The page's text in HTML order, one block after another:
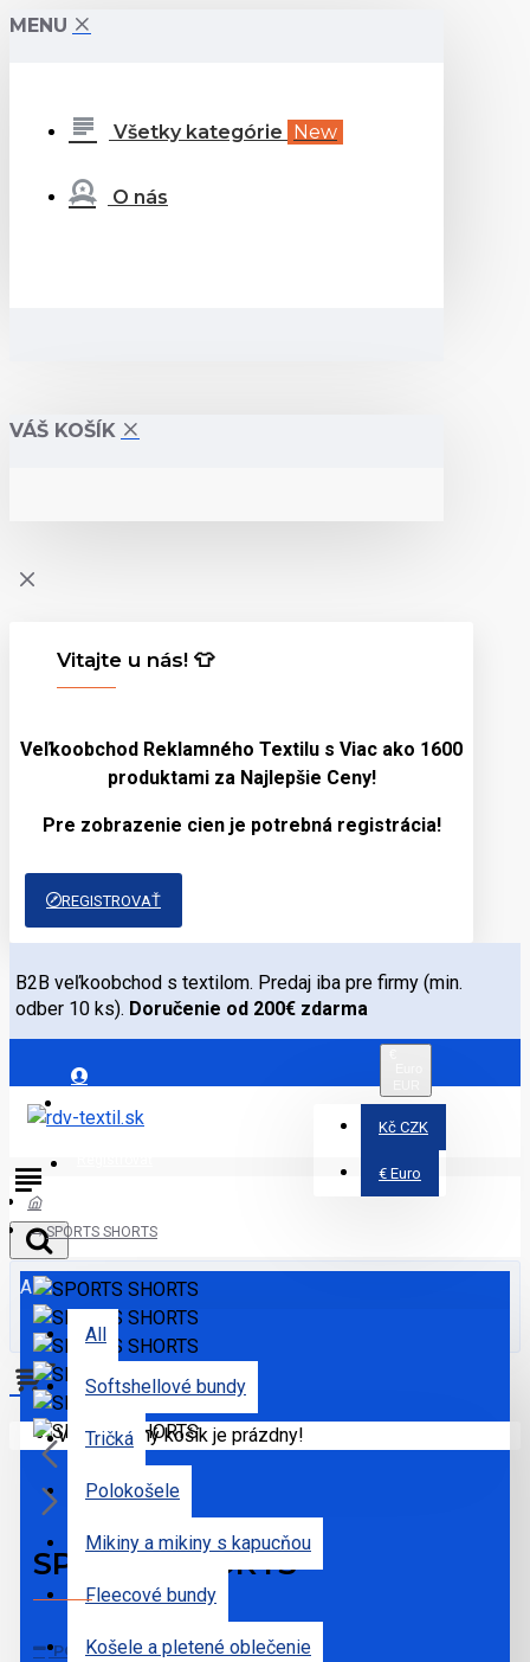
MENU
Všetky kategórie New
O nás
VÁŠ KOŠÍK
Vitajte u nás! 👕
Veľkoobchod Reklamného Textilu s Viac ako 1600
produktami za Najlepšie Ceny!
Pre zobrazenie cien je potrebná registrácia!
REGISTROVAŤ
B2B veľkoobchod s textilom. Predaj iba pre firmy (min.
odber 10 ks). Doručenie od 200€ zdarma
Kč CZK
€ Euro
All
All
Softshellové bundy
Tričká
Polokošele
Mikiny a mikiny s kapucňou
Fleecové bundy
Košele a pletené oblečenie
Váš nákupný košík je prázdny!
SPORTS SHORTS
SPORTS SHORTS
POPIS